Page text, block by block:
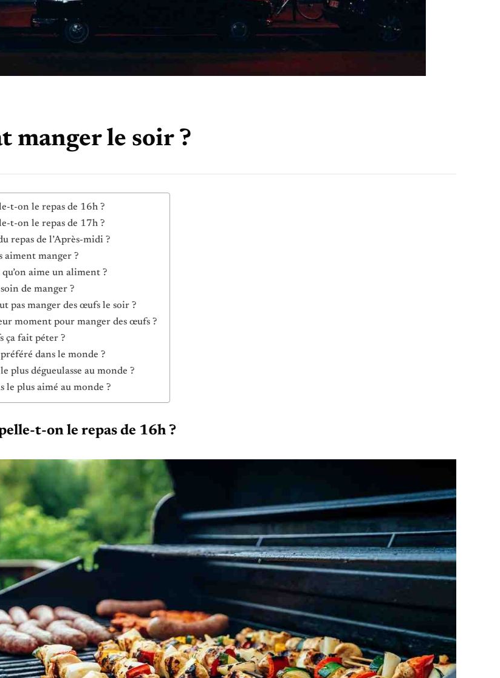
manger le soir ?
t-on le repas de 16h ?
t-on le repas de 17h ?
repas de l’Après-midi ?
aiment manger ?
qu’on aime un aliment ?
de manger ?
pas manger des œufs le soir ?
moment pour manger des œufs ?
ça fait péter ?
dans le monde ?
plus dégueulasse au monde ?
le plus aimé au monde ?
t-on le repas de 16h ?